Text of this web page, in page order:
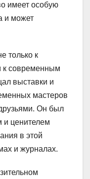
имеет особую
и может
только к
к современным
выставки и
мастеров
Он был
и ценителем
в этой
и журналах.